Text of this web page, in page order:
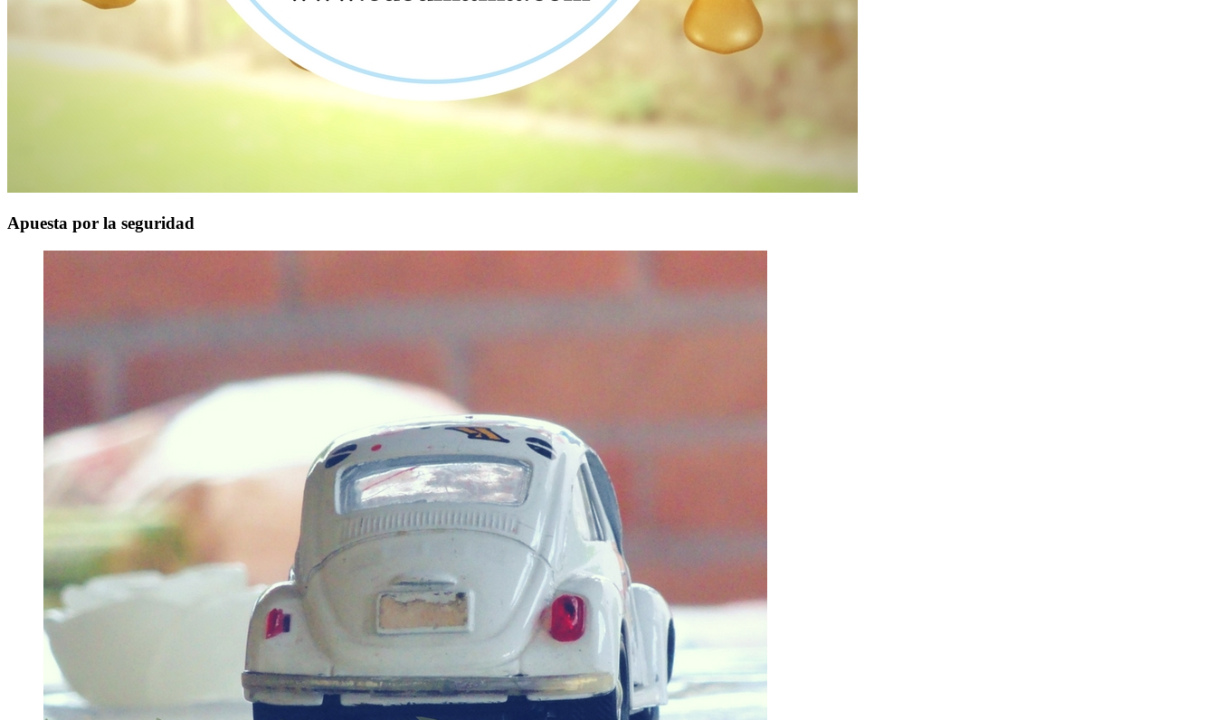
Apuesta por la seguridad